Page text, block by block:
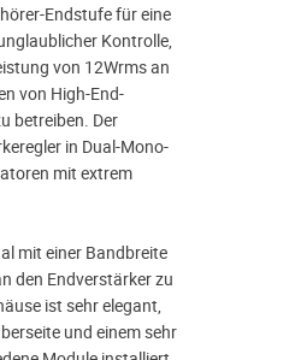
Endstufe für eine
Kontrolle,
von 12Wrms an
von High-End-
betreiben. Der
in Dual-Mono-
mit extrem
mit einer Bandbreite
den Endverstärker zu
ist sehr elegant,
und einem sehr